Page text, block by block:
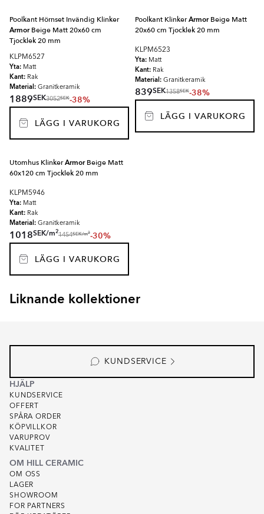
Poolkant Hörnset Invändig Klinker
ArmorBeige Matt 20x60 cm
Tjocklek 20 mm
KLPM6527
Yta: Matt
Kant: Rak
Material: Granitkeramik
1889SEK3052SEK-38%
LÄGG I VARUKORG
Poolkant KlinkerArmorBeige Matt
20x60 cm Tjocklek 20 mm
KLPM6523
Yta: Matt
Kant: Rak
Material: Granitkeramik
839SEK1358SEK-38%
LÄGG I VARUKORG
Utomhus KlinkerArmorBeige Matt
60x120 cm Tjocklek 20 mm
KLPM5946
Yta: Matt
Kant: Rak
Material: Granitkeramik
1018SEK/m2
1454SEK/m2-30%
LÄGG I VARUKORG
Liknande kollektioner
GARDEN STONE
KUNDSERVICE
HJÄLP
KUNDSERVICE
OFFERT
SPÅRA ORDER
KÖPVILLKOR
VARUPROV
KVALITET
OM HILL CERAMIC
OM OSS
LAGER
SHOWROOM
FOR PARTNERS